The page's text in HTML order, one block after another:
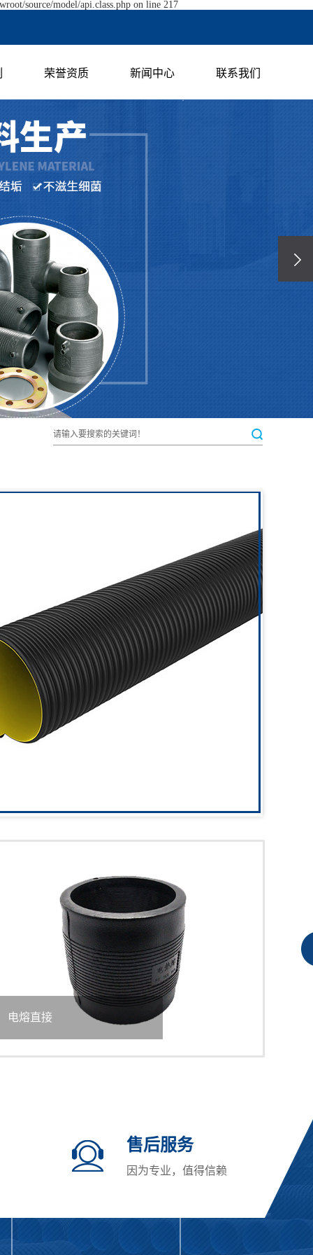
source/model/api.class.php on line 217
荣誉资质 新闻中心 联系我们
电熔正三通
售后服务
因为专业，值得信赖